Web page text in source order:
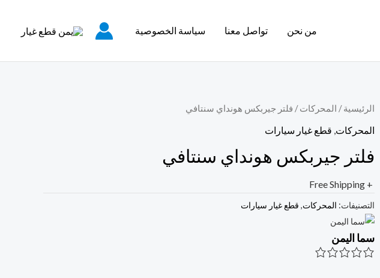
من نحن تواصل معنا سياسة الخصوصية
الرئيسية/ المحركات/ فلتر جيربكس هونداي سنتافي
المحركات قطع غيار سيارات
فلتر جيربكس هونداي سنتافي
+ Free Shipping
التصنيفات: المحركات, قطع غيار سيارات
سما اليمن